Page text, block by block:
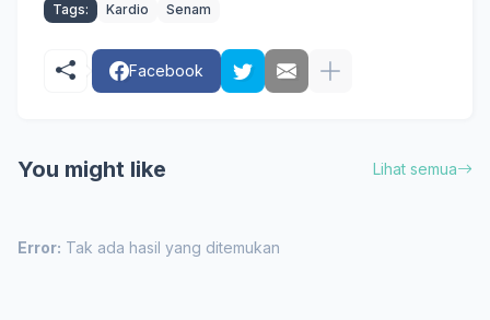
Tags: Kardio Senam
Facebook
You might like Lihat semua
Error: Tak ada hasil yang ditemukan